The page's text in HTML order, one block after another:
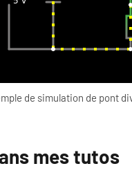
de simulation de pont
mes tutos